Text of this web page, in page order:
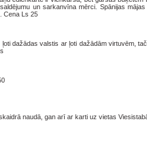
un sarkanvīna mērci. Spānijas
Cena Ls 25
dažādas valstis ar ļoti dažādām virtuvēm,
naudā, gan arī ar karti uz vietas